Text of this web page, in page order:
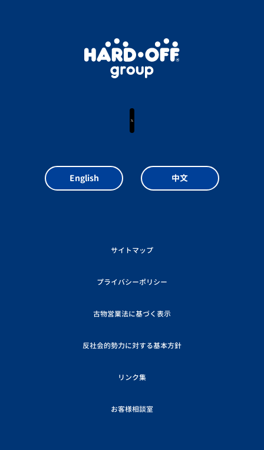
English 中文